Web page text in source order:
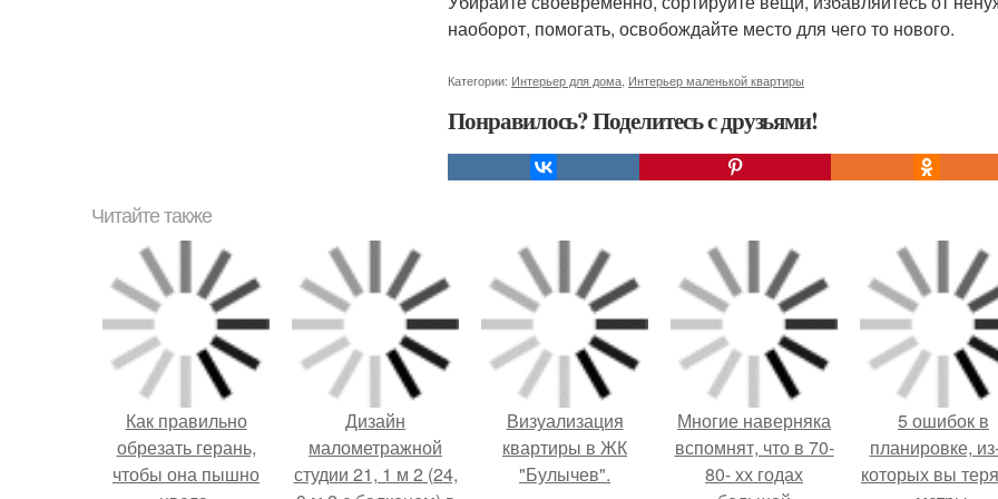
наоборот, помогать, освобождайте место для чего то нового.
Категории: Интерьер для дома Интерьер маленькой квартиры
Понравилось? Поделитесь с друзьями!
Читайте также
Как правильно
обрезать герань,
чтобы она пышно
Дизайн
малометражной
студии 21, 1 м 2 (24,
Визуализация
квартиры в ЖК
"Булычев".
Многие наверняка
вспомнят, что в 70-
80- хх годах
5 ошибок в
планировке,
которых вы